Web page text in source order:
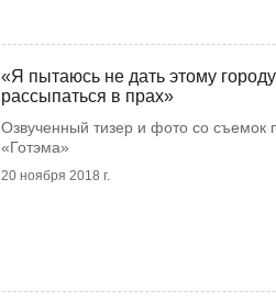
«Я пытаюсь не дать этому городу
рассыпаться в прах»
Озвученный тизер и фото со съемок
«Готэма»
20 ноября 2018 г.